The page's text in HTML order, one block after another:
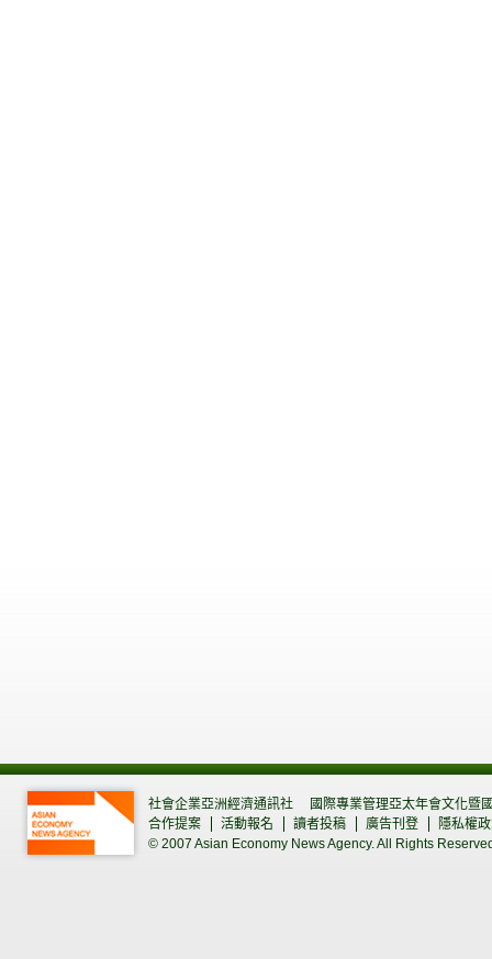
社會企業亞洲經濟通訊社
國際專業管理亞太年會文化暨
合作提案
活動報名 讀者投稿 廣告刊登
隱私權
© 2007 Asian Economy News Agency. All Rights